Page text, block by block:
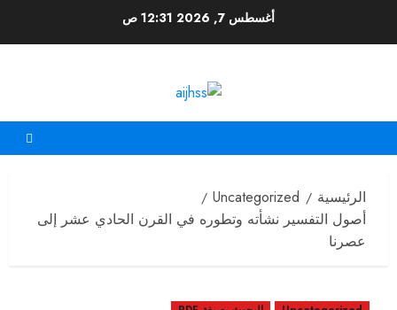
أغسطس 7, 2026 12:31 ص
الرئيسية
Uncategorized
أصول التفسير نشأته وتطوره في القرن الحادي عشر إلى
عصرنا